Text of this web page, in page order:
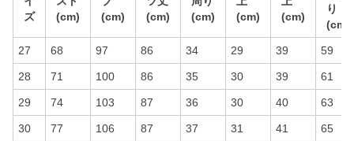
ズ
(cm)
(cm)
(cm)
(cm)
(cm)
(cm)
り
(cm)
27 68 97 86 34 29 39 59
28 71 100 86 35 30 39 61
29 74 103 87 36 30 40 63
30 77 106 87 37 31 41 65